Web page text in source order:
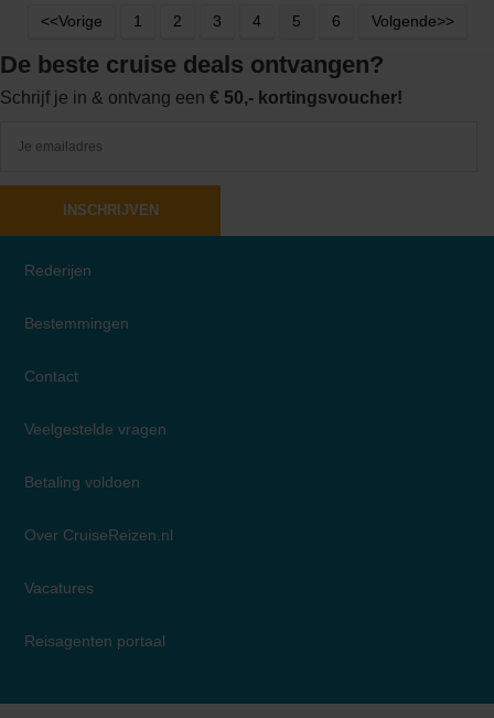
<<Vorige 1 2 3 4 5 6 Volgende>>
De beste cruise deals ontvangen?
Schrijf je in & ontvang een € 50,- kortingsvoucher!
INSCHRIJVEN
Rederijen
Bestemmingen
Contact
Veelgestelde vragen
Betaling voldoen
Over CruiseReizen.nl
Vacatures
Reisagenten portaal